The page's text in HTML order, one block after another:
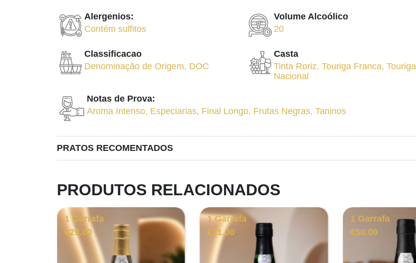
Alergenios:
Contém sulfitos
Volume Alcoólico
20
Classificacao
Denominação de Origem, DOC
Casta
Tinta Roriz, Touriga Franca, Touriga
Nacional
Notas de Prova:
Aroma Intenso, Especiarias, Final Longo, Frutas Negras, Taninos
PRATOS RECOMENTADOS
PRODUTOS RELACIONADOS
1 Garrafa
€29.00
1 Garrafa
€21.00
1 Garrafa
€50.00